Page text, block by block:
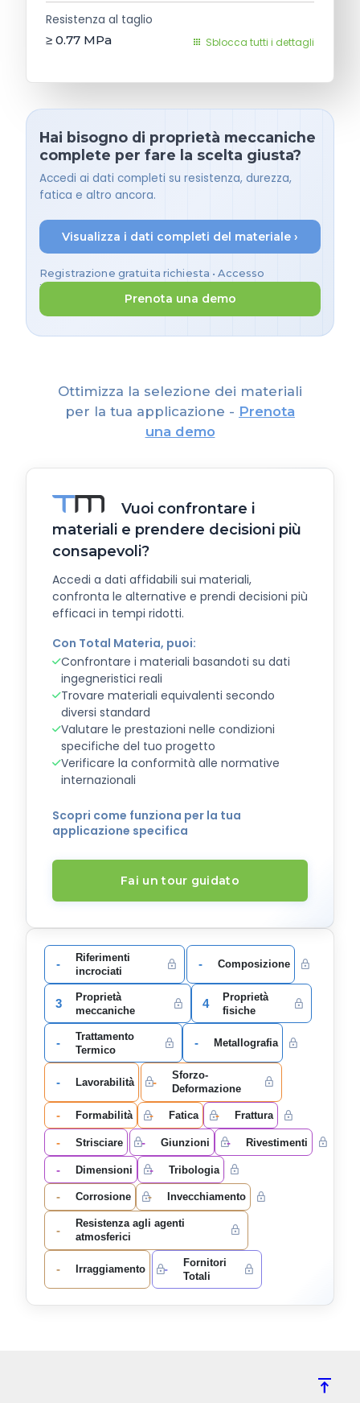
Resistenza al taglio
≥ 0.77 MPa Sblocca tutti i dettagli
Hai bisogno di proprietà meccaniche
complete per fare la scelta giusta?
Accedi ai dati completi su resistenza, durezza,
fatica e altro ancora.
Visualizza i dati completi del materiale ›
Registrazione gratuita richiesta • Accesso
immediato
Prenota una demo
Ottimizza la selezione dei materiali
per la tua applicazione - Prenota
una demo
Vuoi confrontare i
materiali e prendere decisioni più
consapevoli?
Accedi a dati affidabili sui materiali,
confronta le alternative e prendi decisioni più
efficaci in tempi ridotti.
Con Total Materia, puoi:
Confrontare i materiali basandoti su dati
ingegneristici reali
Trovare materiali equivalenti secondo
diversi standard
Valutare le prestazioni nelle condizioni
specifiche del tuo progetto
Verificare la conformità alle normative
internazionali
Scopri come funziona per la tua
applicazione specifica
Fai un tour guidato
-
Riferimenti
incrociati
- Composizione
3
Proprietà
meccaniche
4
Proprietà
fisiche
-
Trattamento
Termico
- Metallografia
- Lavorabilità -
Sforzo-
Deformazione
- Formabilità - Fatica - Frattura
- Strisciare - Giunzioni - Rivestimenti
- Dimensioni - Tribologia
- Corrosione - Invecchiamento
-
Resistenza agli agenti
atmosferici
- Irraggiamento -
Fornitori
Totali
vertical_align_top